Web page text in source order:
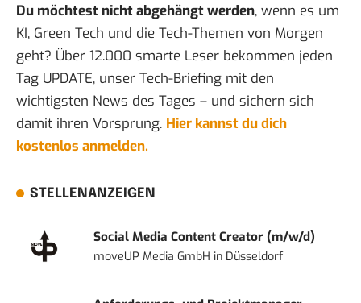
Du möchtest nicht abgehängt werden, wenn es um
KI, Green Tech und die Tech-Themen von Morgen
geht? Über 12.000 smarte Leser bekommen jeden
Tag UPDATE, unser Tech-Briefing mit den
wichtigsten News des Tages – und sichern sich
damit ihren Vorsprung. Hier kannst du dich
kostenlos anmelden.
STELLENANZEIGEN
Social Media Content Creator (m/w/d)
moveUP Media GmbH in Düsseldorf